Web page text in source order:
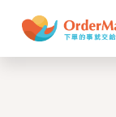
跳
至
主